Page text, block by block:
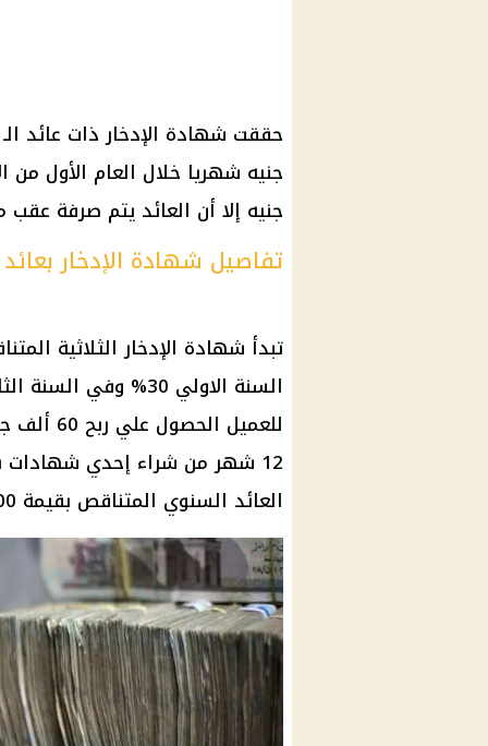
حققت شهادة الإدخارذات عائد الـ 30%
جنيه شهريا خلال العام الأول من
جنيه إلا أن العائد يتم صرفة عقب مرور 12 شهر بواقع
تفاصيل شهادة الإدخار
تبدأ شهادة الإدخار الثلاثية
للعميل الحصول علي ربح 60 ألف جنيه ك
12 شهر من شراء إحدي
شهادات
العائد السنوي المتناقص بقيمة 200 ألف جنيه بواقع 5 ألاف جنيه ربح شهري.